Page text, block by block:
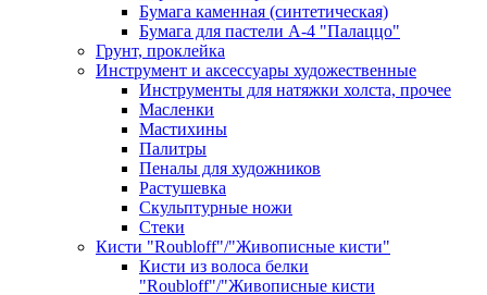
Бумага каменная (синтетическая)
Бумага для пастели А-4 "Палаццо"
Грунт, проклейка
Инструмент и аксессуары художественные
Инструменты для натяжки холста, прочее
Масленки
Мастихины
Палитры
Пеналы для художников
Растушевка
Скульптурные ножи
Стеки
Кисти "Roubloff"/"Живописные кисти"
Кисти из волоса белки
"Roubloff"/"Живописные кисти